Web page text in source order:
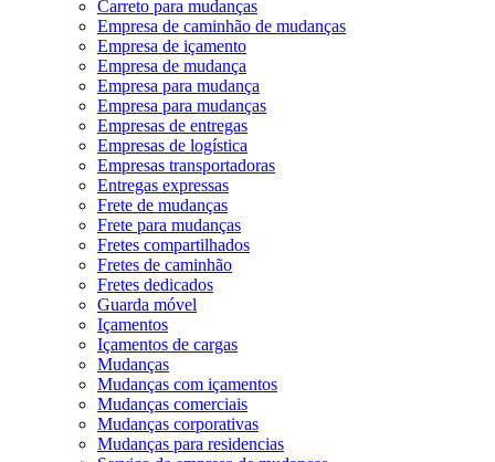
Carreto para mudanças
Empresa de caminhão de mudanças
Empresa de içamento
Empresa de mudança
Empresa para mudança
Empresa para mudanças
Empresas de entregas
Empresas de logística
Empresas transportadoras
Entregas expressas
Frete de mudanças
Frete para mudanças
Fretes compartilhados
Fretes de caminhão
Fretes dedicados
Guarda móvel
Içamentos
Içamentos de cargas
Mudanças
Mudanças com içamentos
Mudanças comerciais
Mudanças corporativas
Mudanças para residencias